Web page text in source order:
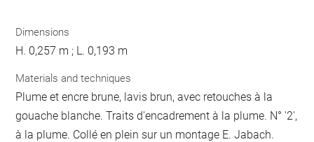
Dimensions
H. 0,257 m ; L. 0,193 m
Materials and techniques
Plume et encre brune, lavis brun, avec retouches à la
gouache blanche. Traits d'encadrement à la plume. N° '2',
à la plume. Collé en plein sur un montage E. Jabach.